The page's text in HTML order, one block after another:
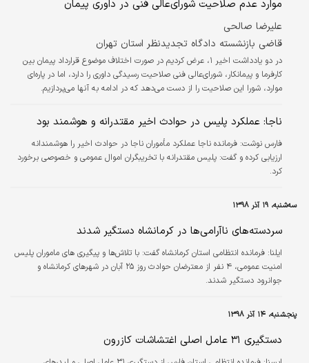
موارد عدم صلاحیت شورای‌عالی فنی در داوری پیمان
علیرضا صالحی
قاضی بازنشسته دادگاه تجدیدنظر استان تهران
در دو یادداشت اخیر ۱، عرض کردیم در صورت اختلاف موضوع قرارداد پیمان بین
کارفرما و پیمانکار، شورای‌عالی فنی صلاحیت رسیدگی داوری را دارد، اما در پاره‌ای
موارد، شورا این صلاحیت را از دست می‌دهد که در ادامه به آنها می‌پردازیم.
ناجا: عملکرد پلیس در حوادث اخیر مقتدرانه و هوشمند بود
فارس نوشت: فرمانده ناجا عملکرد مأموران ناجا در حوادث اخیر را هوشمندانه
ارزیابی کرده و گفت: پلیس مقتدرانه با تخریبگران اموال عمومی و خصوصی برخورد
کرد.
سه‌شنبه، ۱۹ آذر ۱۳۹۸
سردسته‌های ناآرامی‌ها در کرمانشاه دستگیر شدند
ایلنا: فرمانده انتظامی استان کرمانشاه گفت: با تلاش‌ها و پیگیری های ماموران پلیس
امنیت عمومی، ۴ نفر از معترضان حوادث روز ۲۵ آبان در شهرهای کرمانشاه و
جوانرود دستگیر شدند.
پنجشنبه، ۱۴ آذر ۱۳۹۸
دستگیری ۳۱ عامل اصلی اغتشاشات کازرون